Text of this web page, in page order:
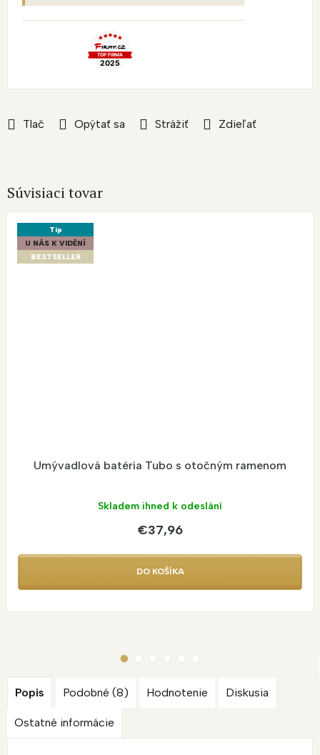
Tlač Opýtať sa Strážiť Zdieľať
Súvisiaci tovar
Tip
U NÁS K VIDĚNÍ
BESTSELLER
Umývadlová batéria Tubo s otočným ramenom
Skladem ihned k odeslání
€37,96
DO KOŠÍKA
Popis Podobné (8) Hodnotenie Diskusia
Ostatné informácie